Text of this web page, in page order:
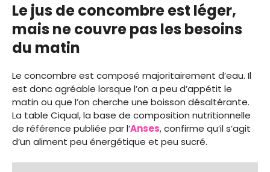
Le jus de concombre est léger,
mais ne couvre pas les besoins
du matin
Le concombre est composé majoritairement d’eau. Il
est donc agréable lorsque l’on a peu d’appétit le
matin ou que l’on cherche une boisson désaltérante.
La table Ciqual, la base de composition nutritionnelle
de référence publiée par l’Anses, confirme qu’il s’agit
d’un aliment peu énergétique et peu sucré.